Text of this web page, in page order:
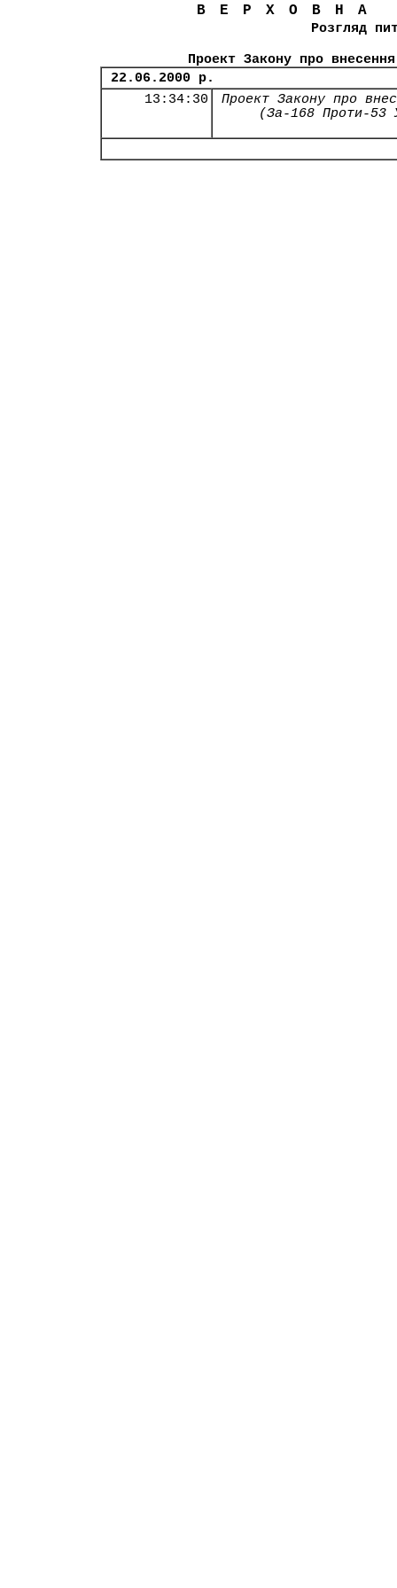
Розгляд
Проект Закону про
22.06.2000 р.
13:34:30
Проект Закону про
(За-168 Проти-53